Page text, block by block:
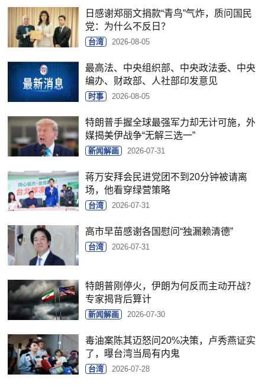
日感谢郑丽文捐款“青鸟”气炸，质问国民
党：为什么不反日？
台湾 2026-08-05
最高法、中央组织部、中央政法委、中央
编办、财政部、人社部印发意见
时事 2026-08-05
特朗普手握全球最强军力却无计可施，外
媒揭美伊战争“无解三选一”
新闻解画 2026-07-31
蒋万安拜会民进党团不到20分钟被请离
场，他看穿绿营策略
台湾 2026-07-31
高市早苗感谢各国慰问“独漏赖清德”
台湾 2026-07-31
特朗普刚停火，伊朗为何反而主动开战？
专家揭背后算计
新闻解画 2026-07-30
毒油案陈其迈怒问20%决策，卢秀燕证实
了，曝台湾当局有内鬼
台湾 2026-07-28